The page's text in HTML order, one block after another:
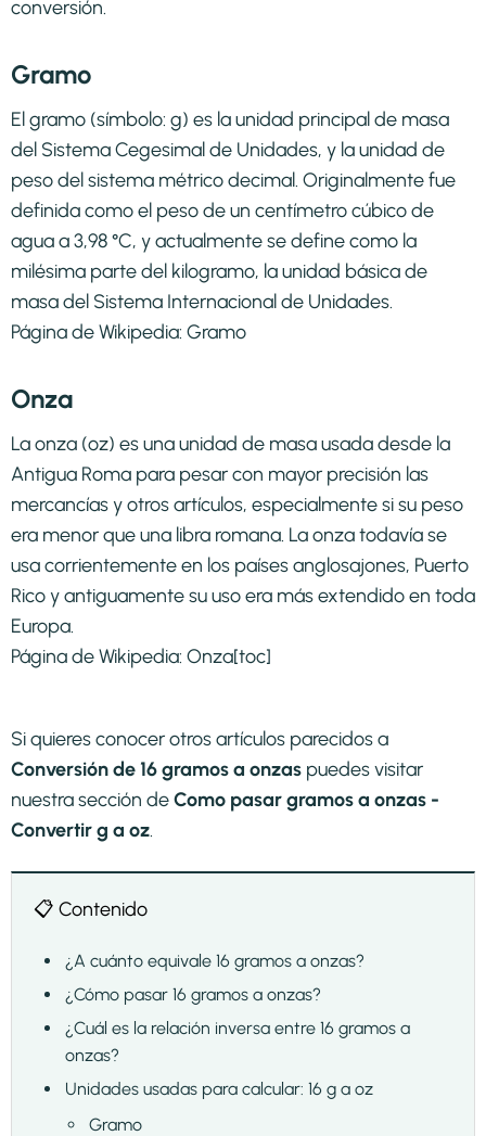
conversión.
Gramo
El gramo (símbolo: g) es la unidad principal de masa
del Sistema Cegesimal de Unidades, y la unidad de
peso del sistema métrico decimal. Originalmente fue
definida como el peso de un centímetro cúbico de
agua a 3,98 °C, y actualmente se define como la
milésima parte del kilogramo, la unidad básica de
masa del Sistema Internacional de Unidades.
Página de Wikipedia: Gramo
Onza
La onza (oz) es una unidad de masa usada desde la
Antigua Roma para pesar con mayor precisión las
mercancías y otros artículos, especialmente si su peso
era menor que una libra romana. La onza todavía se
usa corrientemente en los países anglosajones, Puerto
Rico y antiguamente su uso era más extendido en toda
Europa.
Página de Wikipedia: Onza[toc]
Si quieres conocer otros artículos parecidos a
Conversión de 16 gramos a onzas puedes visitar
nuestra sección deComo pasar gramos a onzas -
Convertir g a oz.
📋 Contenido
¿A cuánto equivale 16 gramos a onzas?
¿Cómo pasar 16 gramos a onzas?
¿Cuál es la relación inversa entre 16 gramos a
onzas?
Unidades usadas para calcular: 16 g a oz
Gramo